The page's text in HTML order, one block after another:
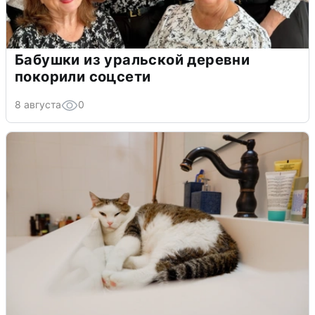
Бабушки из уральской деревни
покорили соцсети
8 августа 0